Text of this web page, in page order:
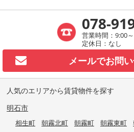
078-
営業時間：9:00
定休日：なし
メールでお問
人気のエリアから賃貸物件を探す
明石市
相生町 朝霧北町 朝霧町 朝霧東町